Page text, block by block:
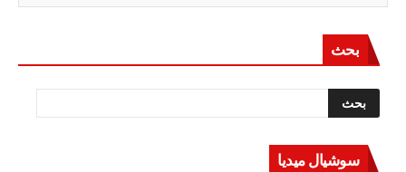
بحث
سوشيال ميديا